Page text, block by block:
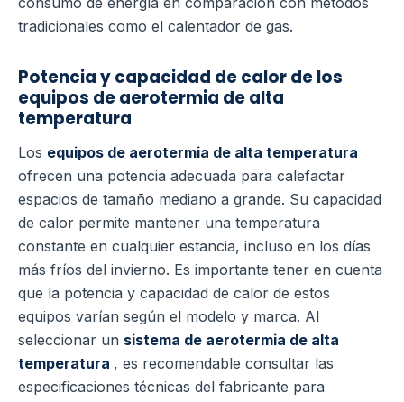
tradicionales como el calentador de gas.
Potencia y capacidad de calor de los
equipos de aerotermia de alta
temperatura
Los equipos de aerotermia de alta temperatura
ofrecen una potencia adecuada para calefactar
espacios de tamaño mediano a grande. Su capacidad
de calor permite mantener una temperatura
constante en cualquier estancia, incluso en los días
más fríos del invierno. Es importante tener en cuenta
que la potencia y capacidad de calor de estos
equipos varían según el modelo y marca. Al
seleccionar un sistema de aerotermia de alta
temperatura , es recomendable consultar las
especificaciones técnicas del fabricante para